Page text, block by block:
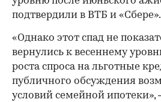
подтвердили в ВТБ и «Сбере».
«Однако этот спад не
вернулись к весеннему
роста спроса на льготные
публичного обсуждения
условий семейной